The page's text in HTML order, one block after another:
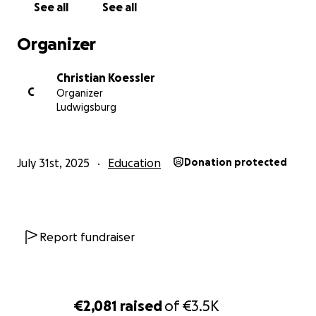
€2,081 raisedof€3.5K
See all See all
Organizer
C
Christian Koessler
Organizer
Ludwigsburg
July 31st, 2025 Education Donation protected
Report fundraiser